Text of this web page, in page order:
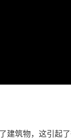
筑物，这引起了